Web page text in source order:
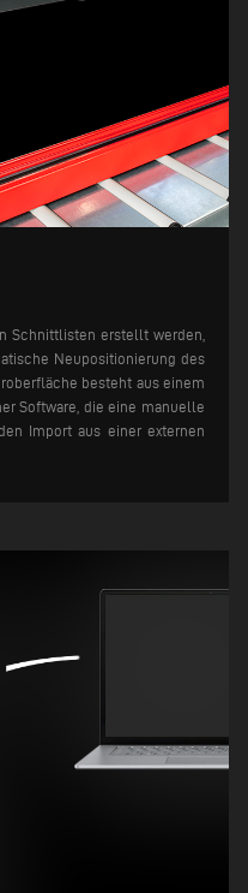
Schnittlisten erstellt werden,
Neupositionierung des
besteht aus einem
Software, die eine manuelle
Import aus einer externen